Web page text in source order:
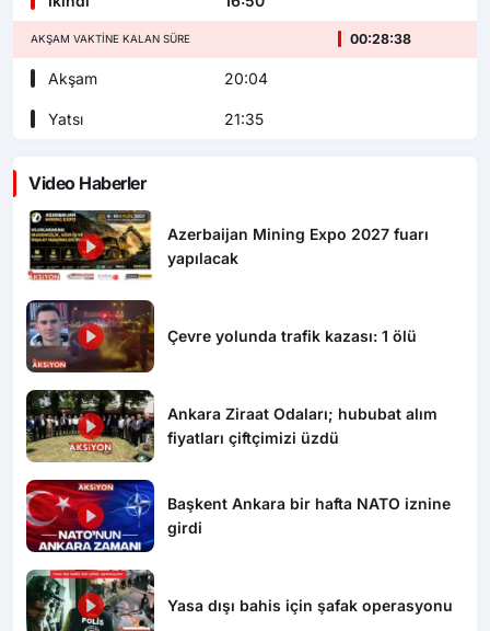
AKŞAM VAKTINE KALAN SÜRE 00:28:36
Akşam 20:04
Yatsı 21:35
Video Haberler
Azerbaijan Mining Expo 2027 fuarı
yapılacak
Çevre yolunda trafik kazası: 1 ölü
Ankara Ziraat Odaları; hububat alım
fiyatları çiftçimizi üzdü
Başkent Ankara bir hafta NATO iznine
girdi
Yasa dışı bahis için şafak operasyonu